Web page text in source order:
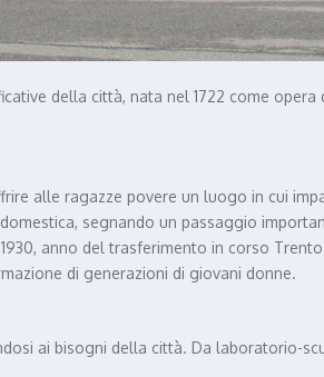
della città, nata nel 1722 come
alle ragazze povere un luogo in cui
segnando un passaggio
anno del trasferimento in corso
di generazioni di giovani donne.
ai bisogni della città. Da laboratorio-